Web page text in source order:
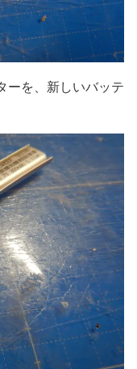
ーを、新しいバッテ